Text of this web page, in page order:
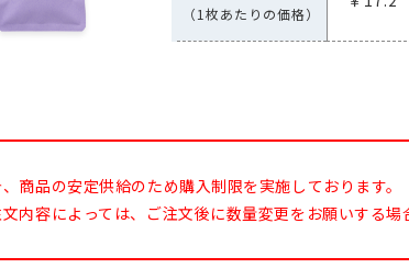
（1枚あたりの価格）
商品の安定供給のため購入制限を実施しております。
内容によっては、ご注文後に数量変更をお願いする場